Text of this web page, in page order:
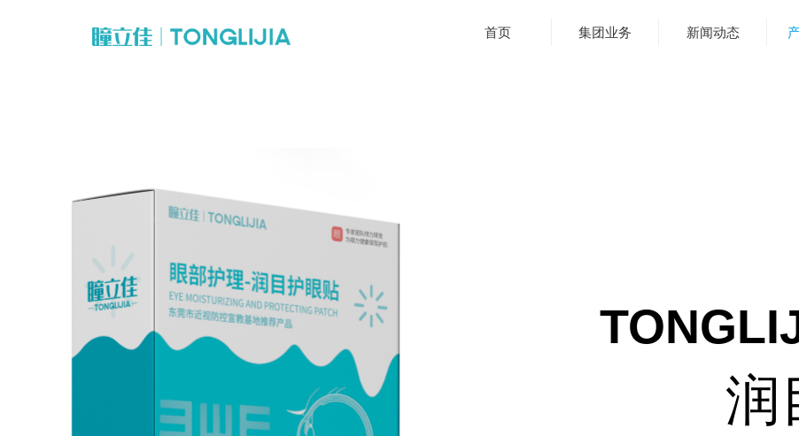
首页 集团业务 新闻动态
润